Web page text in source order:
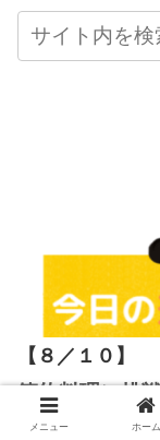
【８／１０ 】
節約料理に挑
金運の流れが
メニュー ホーム